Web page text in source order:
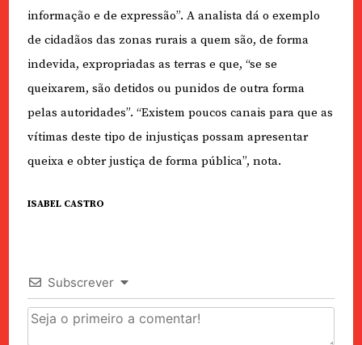
informação e de expressão”. A analista dá o exemplo
de cidadãos das zonas rurais a quem são, de forma
indevida, expropriadas as terras e que, “se se
queixarem, são detidos ou punidos de outra forma
pelas autoridades”. “Existem poucos canais para que as
vítimas deste tipo de injustiças possam apresentar
queixa e obter justiça de forma pública”, nota.
ISABEL CASTRO
Subscrever